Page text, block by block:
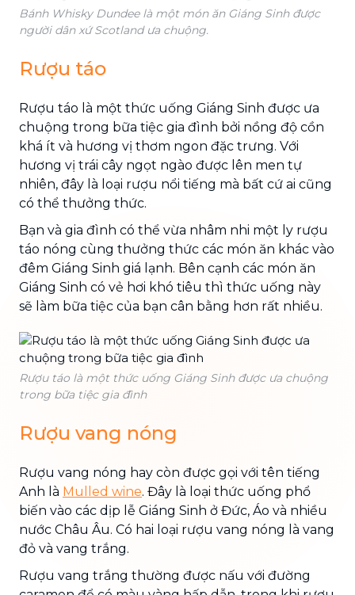
Bánh Whisky Dundee là một món ăn Giáng Sinh được
người dân xứ Scotland ưa chuộng.
Rượu táo
Rượu táo là một thức uống Giáng Sinh được ưa
chuộng trong bữa tiệc gia đình bởi nồng độ cồn
khá ít và hương vị thơm ngon đặc trưng. Với
hương vị trái cây ngọt ngào được lên men tự
nhiên, đây là loại rượu nổi tiếng mà bất cứ ai cũng
có thể thưởng thức.
Bạn và gia đình có thể vừa nhâm nhi một ly rượu
táo nóng cùng thưởng thức các món ăn khác vào
đêm Giáng Sinh giá lạnh. Bên cạnh các món ăn
Giáng Sinh có vẻ hơi khó tiêu thì thức uống này
sẽ làm bữa tiệc của bạn cân bằng hơn rất nhiều.
Rượu táo là một thức uống Giáng Sinh được ưa chuộng
trong bữa tiệc gia đình
Rượu vang nóng
Rượu vang nóng hay còn được gọi với tên tiếng
Anh là Mulled wine. Đây là loại thức uống phổ
biến vào các dịp lễ Giáng Sinh ở Đức, Áo và nhiều
nước Châu Âu. Có hai loại rượu vang nóng là vang
đỏ và vang trắng.
Rượu vang trắng thường được nấu với đường